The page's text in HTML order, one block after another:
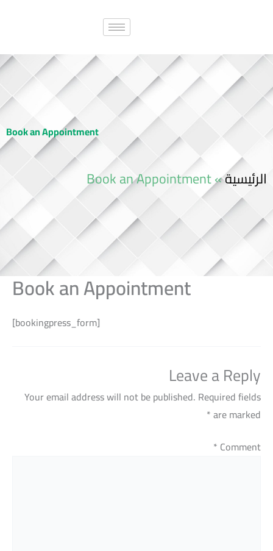
Book an Appointment
الرئيسية»
Book an Appointment
Book an Appointment
[bookingpress_form]
Leave a Reply
Your email address will not be published. Required fields
are marked
*
Comment
*